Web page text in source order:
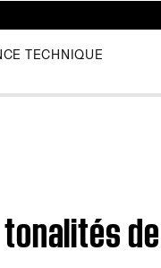
TECHNIQUE